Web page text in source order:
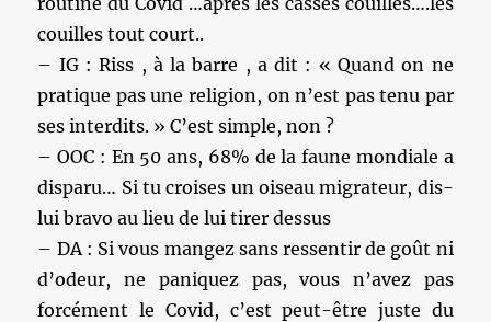
couilles tout court..
– IG : Riss , à la barre , a dit : « Quand on ne
pratique pas une religion, on n’est pas tenu par
ses interdits. » C’est simple, non ?
– OOC : En 50 ans, 68% de la faune mondiale a
disparu… Si tu croises un oiseau migrateur, dis-
lui bravo au lieu de lui tirer dessus
– DA : Si vous mangez sans ressentir de goût ni
d’odeur, ne paniquez pas, vous n’avez pas
forcément le Covid, c’est peut-être juste du